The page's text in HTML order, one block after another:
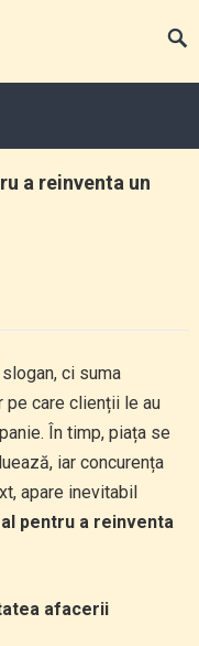
a reinventa un
ci suma
care clienții le au
În timp, piața se
iar concurența
apare inevitabil
pentru a reinventa
afacerii